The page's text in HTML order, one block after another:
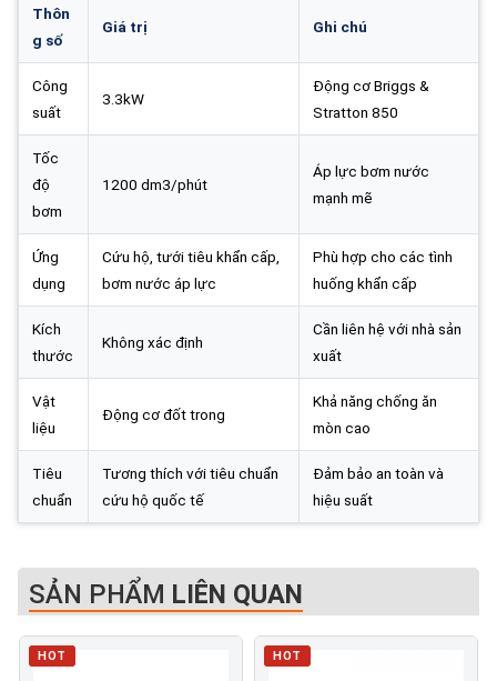
Thôn
g số
Giá trị Ghi chú
Công
suất
3.3kW
Động cơ Briggs &
Stratton 850
Tốc
độ
bơm
1200 dm3/phút
Áp lực bơm nước
mạnh mẽ
Ứng
dụng
Cứu hộ, tưới tiêu khẩn cấp,
bơm nước áp lực
Phù hợp cho các tình
huống khẩn cấp
Kích
thước
Không xác định
Cần liên hệ với nhà sản
xuất
Vật
liệu
Động cơ đốt trong
Khả năng chống ăn
mòn cao
Tiêu
chuẩn
Tương thích với tiêu chuẩn
cứu hộ quốc tế
Đảm bảo an toàn và
hiệu suất
SẢN PHẨM LIÊN QUAN
HOT HOT